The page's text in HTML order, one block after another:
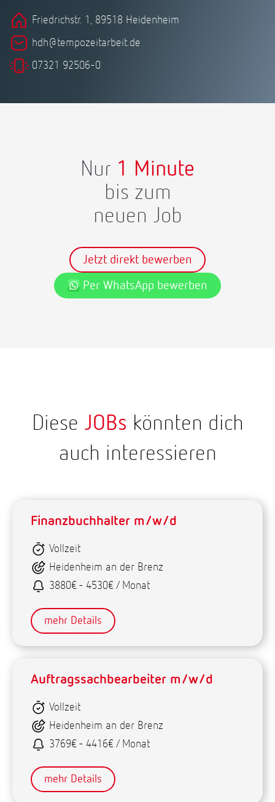
Friedrichstr. 1, 89518 Heidenheim
hdh@tempozeitarbeit.de
07321 92506-0
Nur 1 Minute
bis zum
neuen Job
Jetzt direkt bewerben
Per WhatsApp bewerben
Diese JOBs könnten dich
auch interessieren
Finanzbuchhalter m/w/d
Vollzeit
Heidenheim an der Brenz
3880€ - 4530€ / Monat
mehr Details
Auftragssachbearbeiter m/w/d
Vollzeit
Heidenheim an der Brenz
3769€ - 4416€ / Monat
mehr Details